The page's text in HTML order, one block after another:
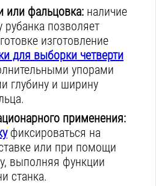
или фальцовка: наличие
позволяет
изготовление
для выборки четверти
упорами
глубину и ширину
применения:
фиксироваться на
или при помощи
выполняя функции
станка.